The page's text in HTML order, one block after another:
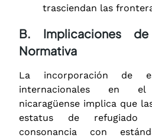
trasciendan las
B. Implicaciones
Normativa
La incorporación de
internacionales en
nicaragüense implica que
estatus de refugiado
consonancia con